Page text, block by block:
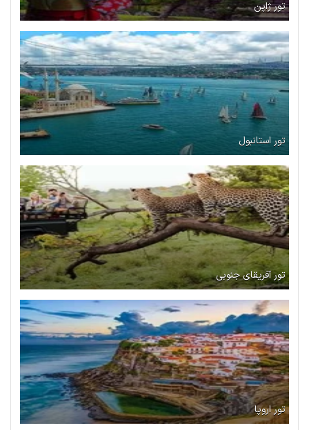
تور ژاپن
تور استانبول
تور آفریقای جنوبی
تور اروپا